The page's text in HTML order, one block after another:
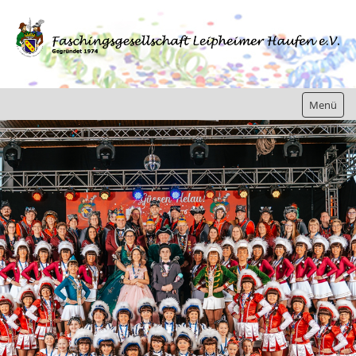
Menü
Home
Gesellschaft
Jugend
Bilder/Berichte
Kampagne 2019 / 2020
Kampagne 2018 / 2019
Kampagne 2017 / 2018